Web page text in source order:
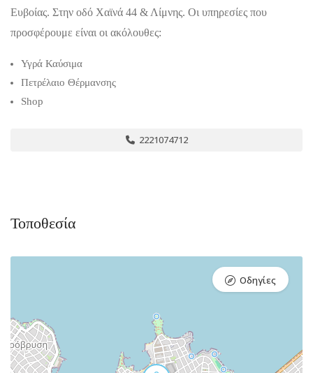
Ευβοίας. Στην οδό Χαϊνά 44 & Λίμνης. Οι υπηρεσίες που
προσφέρουμε είναι οι ακόλουθες:
Υγρά Καύσιμα
Πετρέλαιο Θέρμανσης
Shop
2221074712
Τοποθεσία
Οδηγίες